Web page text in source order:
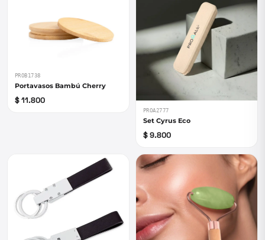
PROB1738
Portavasos Bambú Cherry
$ 11.800
PROA2777
Set Cyrus Eco
$ 9.800